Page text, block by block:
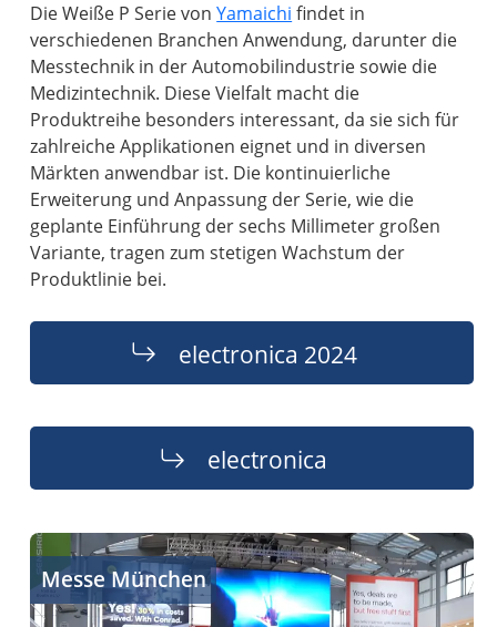
Die Weiße P Serie vonYamaichi findet in
verschiedenen Branchen Anwendung, darunter die
Messtechnik in der Automobilindustrie sowie die
Medizintechnik. Diese Vielfalt macht die
Produktreihe besonders interessant, da sie sich für
zahlreiche Applikationen eignet und in diversen
Märkten anwendbar ist. Die kontinuierliche
Erweiterung und Anpassung der Serie, wie die
geplante Einführung der sechs Millimeter großen
Variante, tragen zum stetigen Wachstum der
Produktlinie bei.
electronica 2024
electronica
Messe München